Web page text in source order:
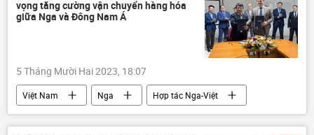
vọng tăng cường vận chuyển hàng hóa
giữa Nga và Đông Nam Á
5 Tháng Mười Hai 2023, 18:07
Việt Nam Nga
Hợp tác Nga-Việt
logistics
công ty Đông Nam Á